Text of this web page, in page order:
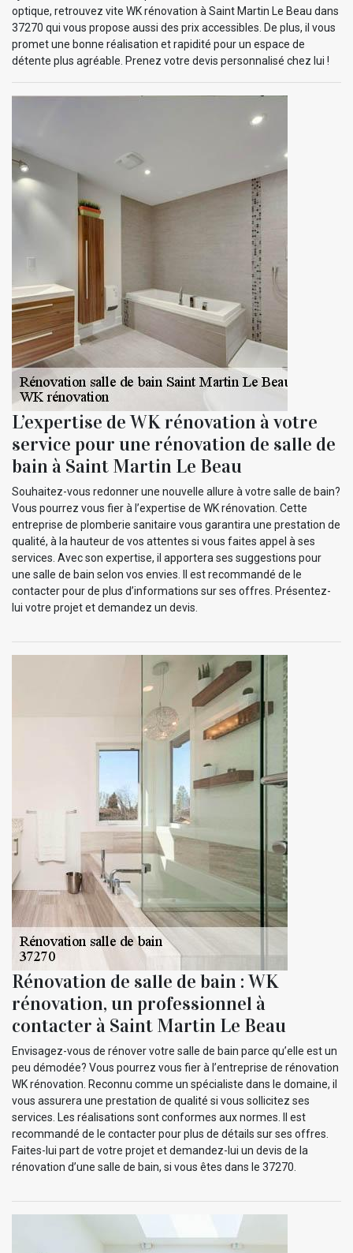
optique, retrouvez vite WK rénovation à Saint Martin Le Beau dans
37270 qui vous propose aussi des prix accessibles. De plus, il vous
promet une bonne réalisation et rapidité pour un espace de
détente plus agréable. Prenez votre devis personnalisé chez lui !
L’expertise de WK rénovation à votre
service pour une rénovation de salle de
bain à Saint Martin Le Beau
Souhaitez-vous redonner une nouvelle allure à votre salle de bain?
Vous pourrez vous fier à l’expertise de WK rénovation. Cette
entreprise de plomberie sanitaire vous garantira une prestation de
qualité, à la hauteur de vos attentes si vous faites appel à ses
services. Avec son expertise, il apportera ses suggestions pour
une salle de bain selon vos envies. Il est recommandé de le
contacter pour de plus d’informations sur ses offres. Présentez-
lui votre projet et demandez un devis.
Rénovation de salle de bain : WK
rénovation, un professionnel à
contacter à Saint Martin Le Beau
Envisagez-vous de rénover votre salle de bain parce qu’elle est un
peu démodée? Vous pourrez vous fier à l’entreprise de rénovation
WK rénovation. Reconnu comme un spécialiste dans le domaine, il
vous assurera une prestation de qualité si vous sollicitez ses
services. Les réalisations sont conformes aux normes. Il est
recommandé de le contacter pour plus de détails sur ses offres.
Faites-lui part de votre projet et demandez-lui un devis de la
rénovation d’une salle de bain, si vous êtes dans le 37270.